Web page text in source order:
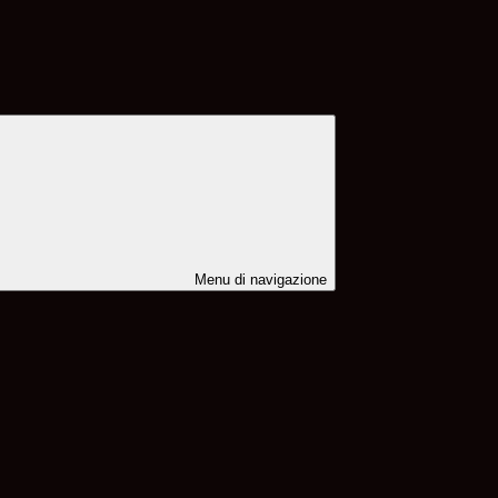
Menu di navigazione